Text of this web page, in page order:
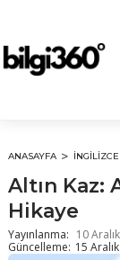
ANASAYFA İNGILIZCE
Altın Kaz:
Hikaye
Yayınlanma: 10
Güncelleme: 15